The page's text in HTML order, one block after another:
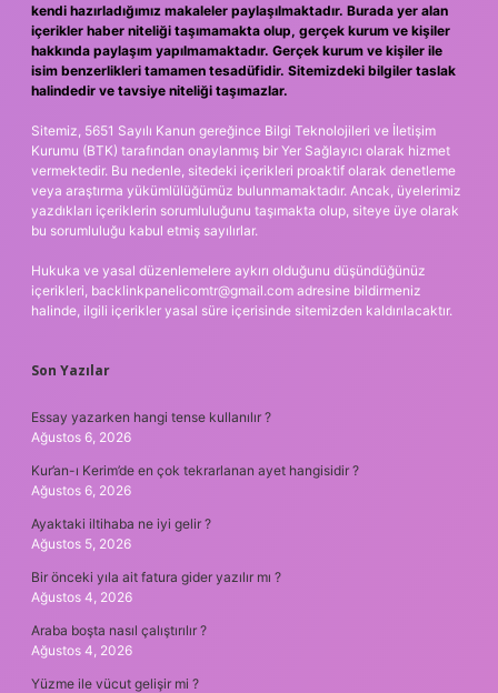
kendi hazırladığımız makaleler paylaşılmaktadır. Burada yer alan
içerikler haber niteliği taşımamakta olup, gerçek kurum ve kişiler
hakkında paylaşım yapılmamaktadır. Gerçek kurum ve kişiler ile
isim benzerlikleri tamamen tesadüfidir. Sitemizdeki bilgiler taslak
halindedir ve tavsiye niteliği taşımazlar.
Sitemiz, 5651 Sayılı Kanun gereğince Bilgi Teknolojileri ve İletişim
Kurumu (BTK) tarafından onaylanmış bir Yer Sağlayıcı olarak hizmet
vermektedir. Bu nedenle, sitedeki içerikleri proaktif olarak denetleme
veya araştırma yükümlülüğümüz bulunmamaktadır. Ancak, üyelerimiz
yazdıkları içeriklerin sorumluluğunu taşımakta olup, siteye üye olarak
bu sorumluluğu kabul etmiş sayılırlar.
Hukuka ve yasal düzenlemelere aykırı olduğunu düşündüğünüz
içerikleri, backlinkpanelicomtr@gmail.com adresine bildirmeniz
halinde, ilgili içerikler yasal süre içerisinde sitemizden kaldırılacaktır.
Son Yazılar
Essay yazarken hangi tense kullanılır ?
Ağustos 6, 2026
Kur’an-ı Kerim’de en çok tekrarlanan ayet hangisidir ?
Ağustos 6, 2026
Ayaktaki iltihaba ne iyi gelir ?
Ağustos 5, 2026
Bir önceki yıla ait fatura gider yazılır mı ?
Ağustos 4, 2026
Araba boşta nasıl çalıştırılır ?
Ağustos 4, 2026
Yüzme ile vücut gelişir mi ?